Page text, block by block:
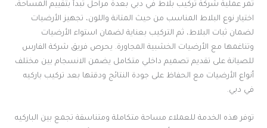
تمر عملية شركة تركيب بلاط في دبي بعدة مراحل تبدأ بتقييم المساحة،
اختيار نوع البلاط المناسب من حيث المتانة واللون، تجهيز الأرضيات
لضمان ثبات البلاط، ثم التركيب بعناية لضمان استواء الأرضيات
وتناغمها مع الأرضيات الخشبية المجاورة. يحرص فريق شركة الفارس
للصيانة على تقديم تصميم داخلي متكامل يضمن الانسجام بين مختلف
أنواع الأرضيات مع الحفاظ على جودة النتائج ودقتها بعد تركيب باركيه
في دبي.
توفر هذه الخدمة للعملاء مساحة متكاملة ومتناسقة تجمع بين الباركيه